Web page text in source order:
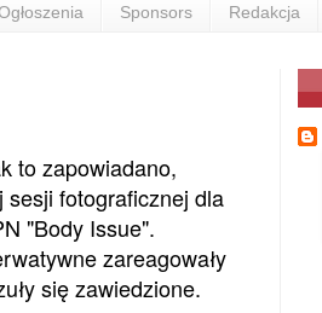
Sponsors Redakcja
to zapowiadano,
sesji fotograficznej dla
"Body Issue".
zareagowały
się zawiedzione.